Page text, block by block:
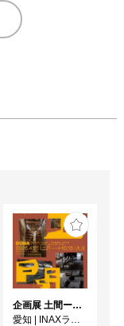
企画展 土間ーつくって、つかって、再発見ー
愛知 | INAXライブミュージアム